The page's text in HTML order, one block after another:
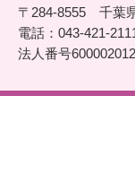
〒284-8555 千葉
電話：043-421-
法人番号